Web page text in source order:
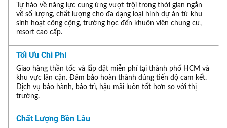
Tự hào về năng lực cung ứng vượt trội trong thời gian ngắn
về số lượng, chất lượng cho đa dạng loại hình dự án từ khu
sinh hoạt công cộng, trường học đến khuôn viên chung cư,
resort cao cấp.
Tối Ưu Chi Phí
Giao hàng thần tốc và lắp đặt miễn phí tại thành phố HCM và
khu vực lân cận. Đảm bảo hoàn thành đúng tiến độ cam kết.
Dịch vụ bảo hành, bảo trì, hậu mãi luôn tốt hơn so với thị
trường.
Chất Lượng Bền Lâu